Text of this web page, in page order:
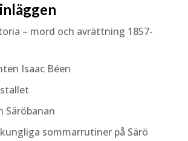
– mord och avrättning 1857-
Isaac Béen
Säröbanan
sommarrutiner på Särö